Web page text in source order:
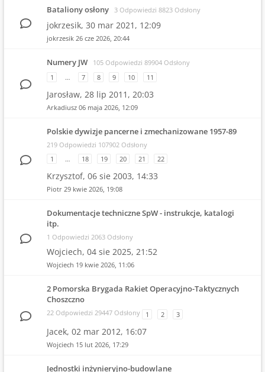
Bataliony osłony 3 Odpowiedzi 8823 Odsłony
jokrzesik, 30 mar 2021, 12:09
jokrzesik 26 cze 2026, 20:44
Numery JW
105 Odpowiedzi 89904 Odsłony
1
… 7 8 9 10 11
Jarosław, 28 lip 2011, 20:03
Arkadiusz 06 maja 2026, 12:09
Polskie dywizje pancerne i zmechanizowane 1957-89
219 Odpowiedzi 107902 Odsłony
1
… 18 19 20 21 22
Krzysztof, 06 sie 2003, 14:33
Piotr 29 kwie 2026, 19:08
Dokumentacje techniczne SpW - instrukcje, katalogi
itp.
1 Odpowiedzi 2063 Odsłony
Wojciech, 04 sie 2025, 21:52
Wojciech 19 kwie 2026, 11:06
2 Pomorska Brygada Rakiet Operacyjno-Taktycznych
Choszczno
22 Odpowiedzi 29447 Odsłony 1 2 3
Jacek, 02 mar 2012, 16:07
Wojciech 15 lut 2026, 17:29
Jednostki inżynieryjno-budowlane